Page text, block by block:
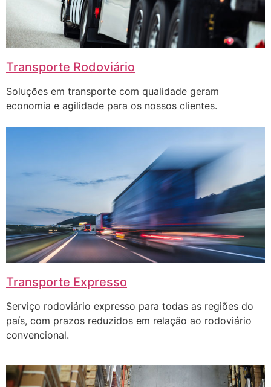
Transporte Rodoviário
Soluções em transporte com qualidade geram
economia e agilidade para os nossos clientes.
Transporte Expresso
Serviço rodoviário expresso para todas as regiões do
país, com prazos reduzidos em relação ao rodoviário
convencional.